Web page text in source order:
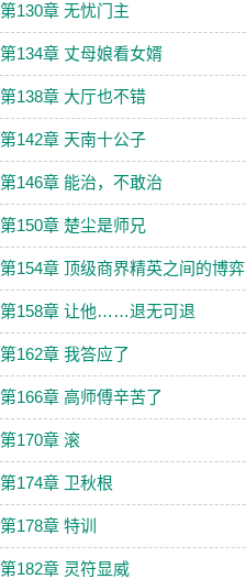
第130章 无忧门主
第134章 丈母娘看女婿
第138章 大厅也不错
第142章 天南十公子
第146章 能治，不敢治
第150章 楚尘是师兄
第154章 顶级商界精英之间的博弈
第158章 让他……退无可退
第162章 我答应了
第166章 高师傅辛苦了
第170章 滚
第174章 卫秋根
第178章 特训
第182章 灵符显威